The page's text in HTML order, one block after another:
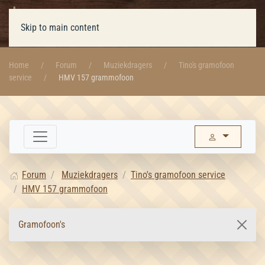
Skip to main content
Home Forum Muziekdragers
Tino's gramofoon
service
HMV 157 grammofoon
Forum Muziekdragers
Tino's gramofoon service
HMV 157 grammofoon
Gramofoon's